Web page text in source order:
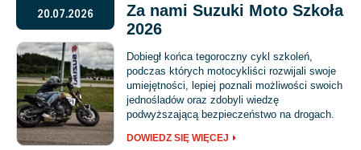
20.07.2026
Za nami Suzuki Moto Szkoła
2026
Dobiegł końca tegoroczny cykl szkoleń,
podczas których motocykliści rozwijali swoje
umiejętności, lepiej poznali możliwości swoich
jednośladów oraz zdobyli wiedzę
podwyższającą bezpieczeństwo na drogach.
DOWIEDZ SIĘ WIĘCEJ